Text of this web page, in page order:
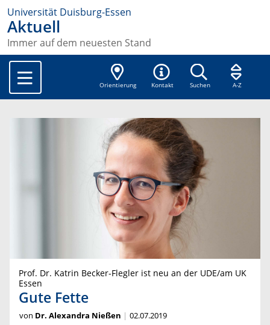
Universität Duisburg-Essen
Aktuell
Immer auf dem neuesten Stand
Orientierung Kontakt Suchen A-Z
Prof. Dr. Katrin Becker-Flegler ist neu an der UDE/am UK
Essen
Gute Fette
von Dr. Alexandra Nießen 02.07.2019